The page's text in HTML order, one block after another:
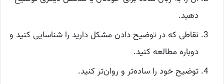
دهید.
نقاطی که در توضیح دادن مشکل دارید را شناسایی کنید و
دوباره مطالعه کنید.
توضیح خود را ساده‌تر و روان‌تر کنید.